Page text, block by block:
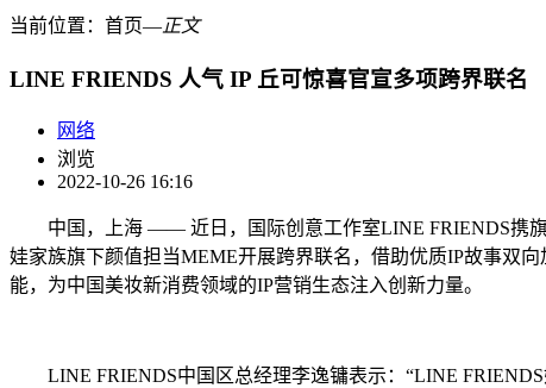
当前位置： 首页―正文
LINE FRIENDS 人气 IP 丘可惊喜官宣多项跨界联名
网络
浏览
2022-10-26 16:16
中国，上海 —— 近日，国际创意工作室LINE FRIENDS携旗
娃家族旗下颜值担当MEME开展跨界联名，借助优质IP故事双
能，为中国美妆新消费领域的IP营销生态注入创新力量。
LINE FRIENDS中国区总经理李逸镛表示：“LINE FRIENDS